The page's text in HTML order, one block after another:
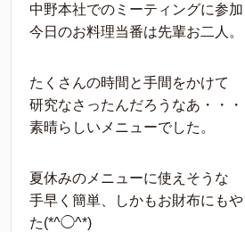
中野本社でのミーティングに参加
今日のお料理当番は先輩お二人。
たくさんの時間と手間をかけて
研究なさったんだろうなあ・・・
素晴らしいメニューでした。
夏休みのメニューに使えそうな
手早く簡単、しかもお財布にも
た(*^◯^*)